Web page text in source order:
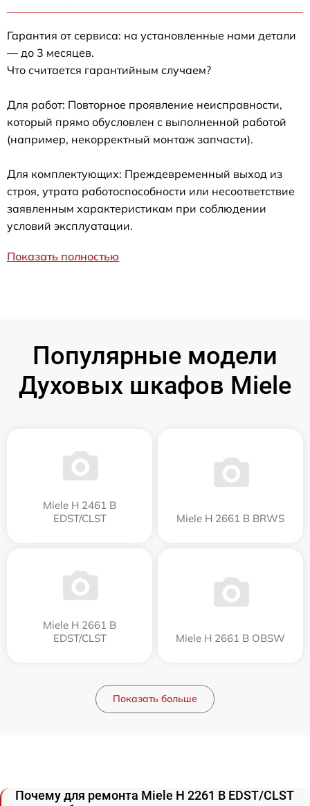
Гарантия от сервиса: на установленные нами детали
— до 3 месяцев.
Что считается гарантийным случаем?
Для работ: Повторное проявление неисправности,
который прямо обусловлен с выполненной работой
(например, некорректный монтаж запчасти).
Для комплектующих: Преждевременный выход из
строя, утрата работоспособности или несоответствие
заявленным характеристикам при соблюдении
условий эксплуатации.
Показать полностью
Популярные модели
Духовых шкафов Miele
Miele H 2461 B
EDST/CLST
Miele H 2661 B BRWS
Miele H 2661 B
EDST/CLST
Miele H 2661 B OBSW
Показать больше
Почему для ремонта Miele H 2261 B EDST/CLST